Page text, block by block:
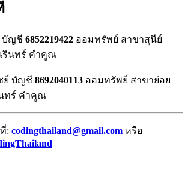
บัญชี 6852219422 ออมทรัพย์ สาขาสุนีย์
รินทร์ คำคูณ
ย์ บัญชี 8692040113 ออมทรัพย์ สาขาย่อย
ทร์ คำคูณ
: codingthailand@gmail.com หรือ